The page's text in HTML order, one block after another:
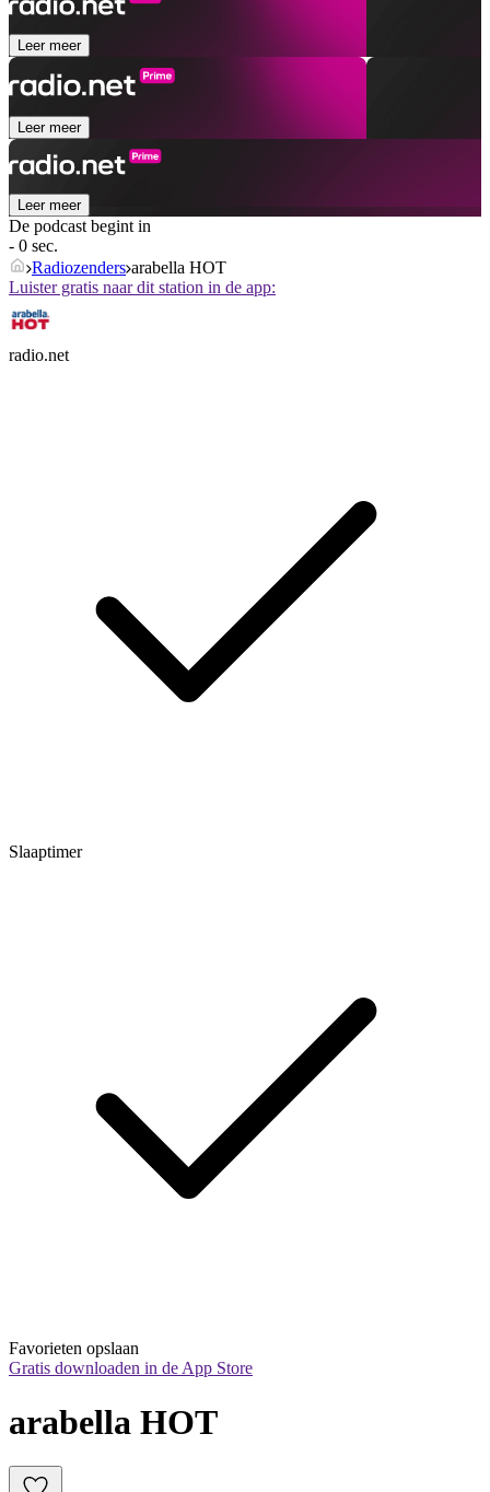
Leer meer
Leer meer
Leer meer
De podcast begint in
- 0 sec.
Radiozenders arabella HOT
Luister gratis naar dit station in de app:
radio.net
Slaaptimer
Favorieten opslaan
Gratis downloaden in de App Store
arabella HOT